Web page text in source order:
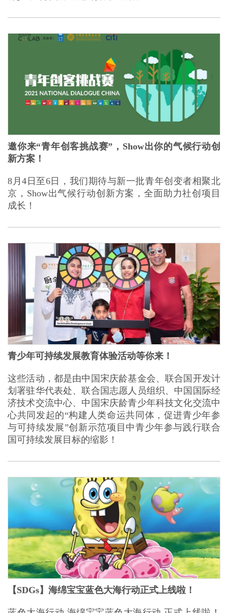
邀你来“青年创客挑战赛”，Show出你的气候行动创
新方案！
8月4日至6日，我们期待与新一批青年创变者相聚北
京，Show出气候行动创新方案，全面助力社创项目
成长！
青少年可持续发展教育体验活动等你来！
这些活动，都是由中国宋庆龄基金会、联合国开发计
划署驻华代表处、联合国志愿人员组织、中国国际经
济技术交流中心、中国宋庆龄青少年科技文化交流中
心共同发起的“构建人类命运共同体，促进青少年参
与可持续发展”创新示范项目中青少年参与践行联合
国可持续发展目标的缩影！
【SDGs】海绵宝宝蓝色大海行动正式上线啦！